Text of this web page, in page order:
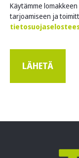
Käytämme
tarjoamiseen ja